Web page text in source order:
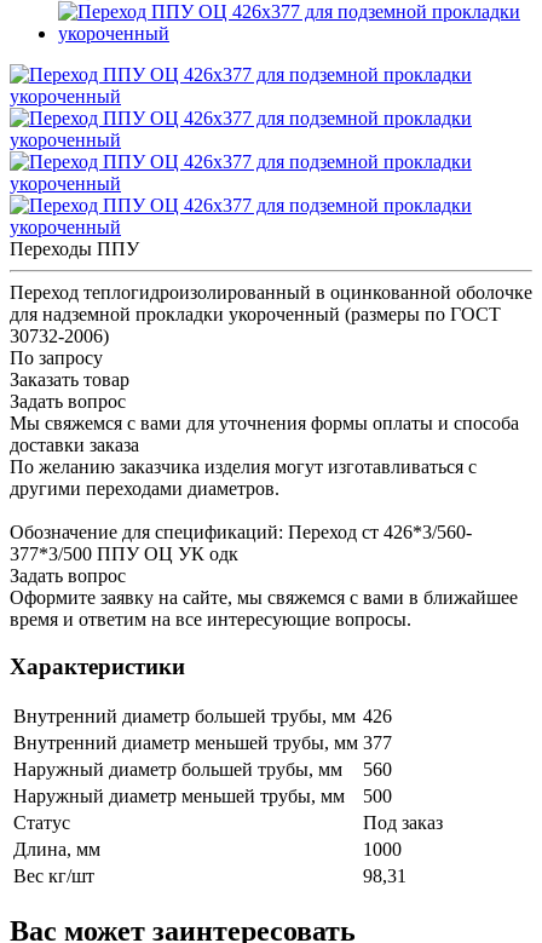
Переходы ППУ
Переход теплогидроизолированный в оцинкованной оболочке
для надземной прокладки укороченный (размеры по ГОСТ
30732-2006)
По запросу
Заказать товар
Задать вопрос
Мы свяжемся с вами для уточнения формы оплаты и способа
доставки заказа
По желанию заказчика изделия могут изготавливаться с
другими переходами диаметров.
Обозначение для спецификаций: Переход ст 426*3/560-
377*3/500 ППУ ОЦ УК одк
Задать вопрос
Оформите заявку на сайте, мы свяжемся с вами в ближайшее
время и ответим на все интересующие вопросы.
Характеристики
Внутренний диаметр большей трубы, мм 426
Внутренний диаметр меньшей трубы, мм 377
Наружный диаметр большей трубы, мм
560
Наружный диаметр меньшей трубы, мм
500
Статус
Под заказ
Длина, мм
1000
Вес кг/шт
98,31
Вас может заинтересовать